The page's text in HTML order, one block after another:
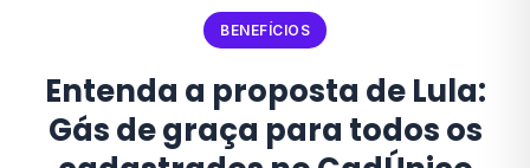
BENEFÍCIOS
Entenda a proposta de Lula:
Gás de graça para todos os